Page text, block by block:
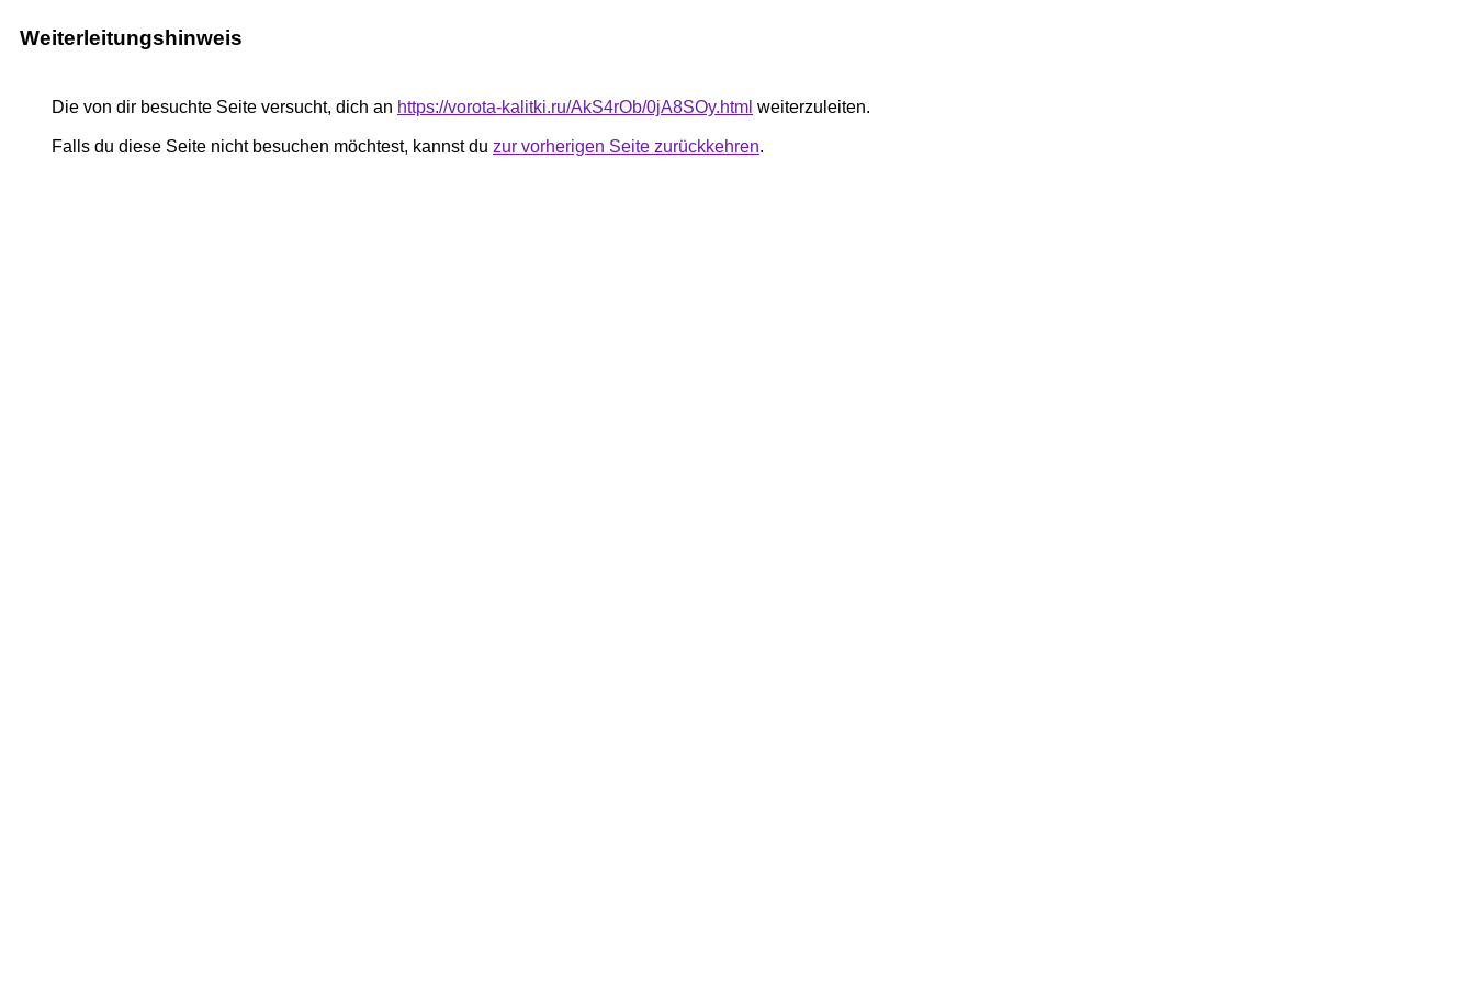
Weiterleitungshinweis
Die von dir besuchte Seite versucht, dich an https://vorota-kalitki.ru/AkS4rOb/0jA8SOy.html weiterzuleiten.
Falls du diese Seite nicht besuchen möchtest, kannst du zur vorherigen Seite zurückkehren.